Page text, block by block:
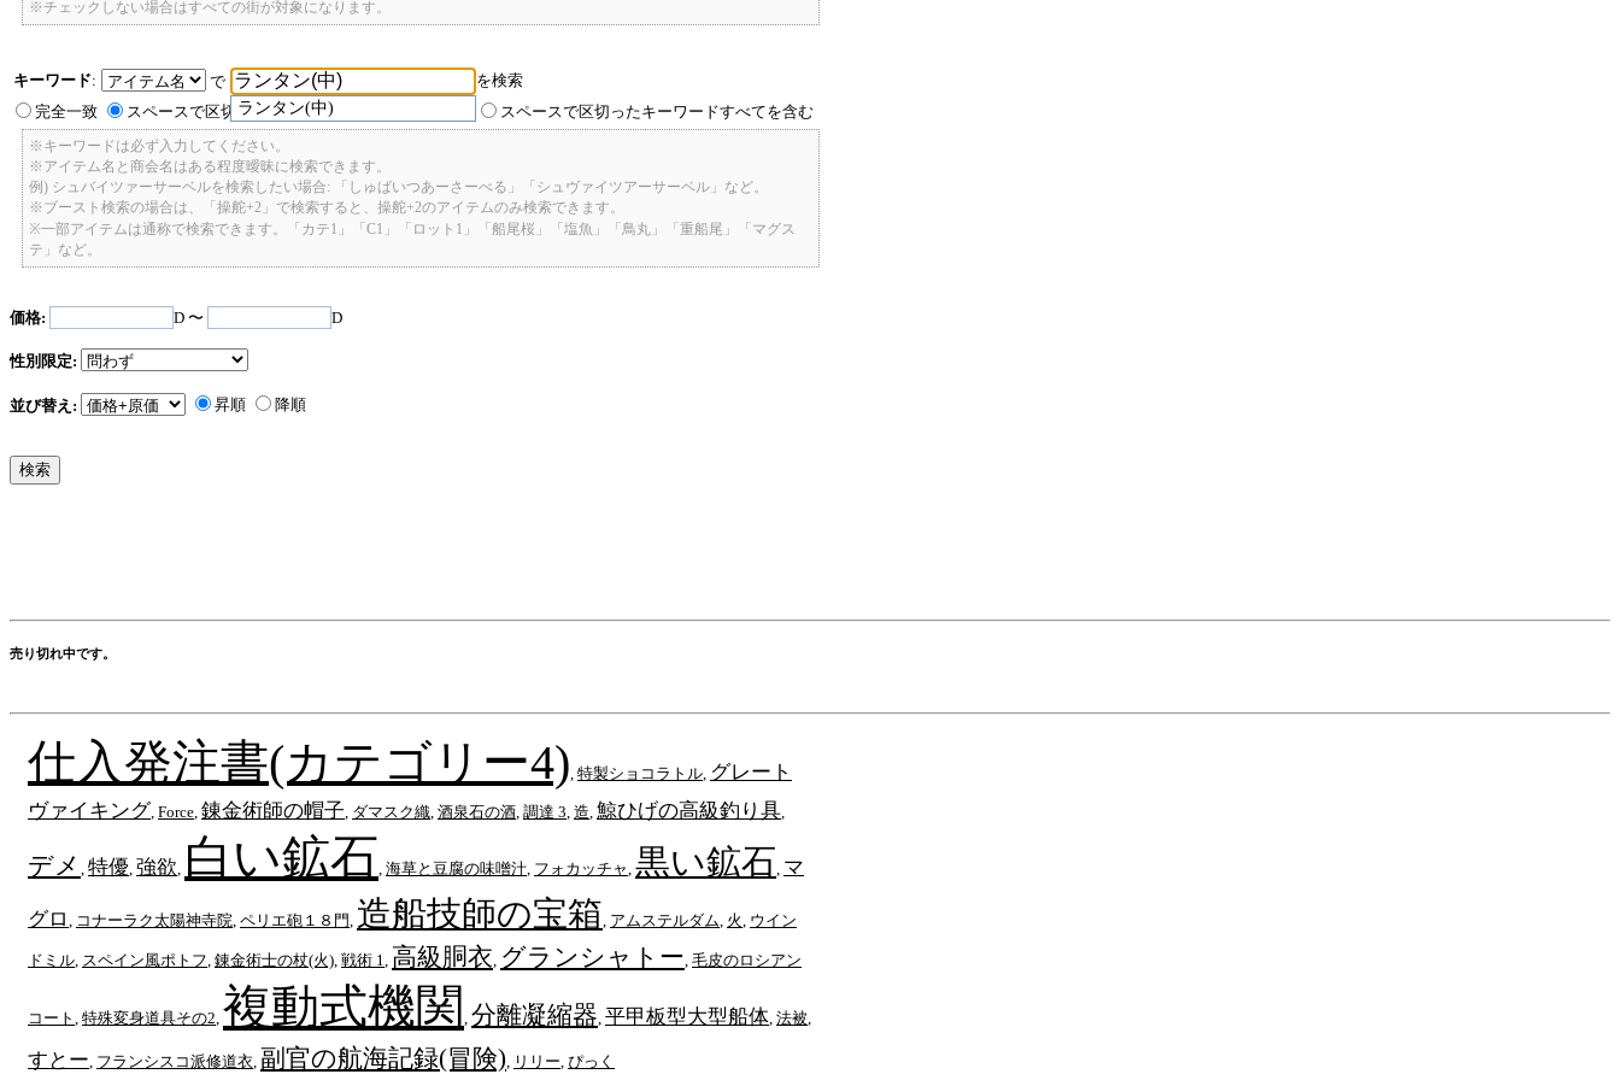
※チェックしない場合はすべての街が対象になります。
キーワード:
で
ランタン(中)
を検索
完全一致
スペースで区切ったキーワードのいずれかを含む スペースで区切ったキーワードすべてを含む
※キーワードは必ず入力してください。
※アイテム名と商会名はある程度曖昧に検索できます。
例) シュバイツァーサーベルを検索したい場合: 「しゅばいつあーさーべる」「シュヴァイツアーサーベル」など。
※ブースト検索の場合は、「操舵+2」で検索すると、操舵+2のアイテムのみ検索できます。
※一部アイテムは通称で検索できます。「カテ1」「C1」「ロット1」「船尾桜」「塩魚」「鳥丸」「重船尾」「マグス
テ」など。
価格: D 〜 D
性別限定:
並び替え: 昇順 降順
売り切れ中です。
仕入発注書(カテゴリー4) 特製ショコラトル グレート
ヴァイキング Force 錬金術師の帽子 ダマスク織 酒泉石の酒 調達 3 造 鯨ひげの高級釣り具
デメ 特優 強欲 白い鉱石 海草と豆腐の味噌汁 フォカッチャ 黒い鉱石 マ
グロ コナーラク太陽神寺院 ペリエ砲１８門 造船技師の宝箱 アムステルダム 火 ウイン
ドミル スペイン風ポトフ 錬金術士の杖(火) 戦術 1 高級胴衣 グランシャトー 毛皮のロシアン
コート 特殊変身道具その2 複動式機関 分離凝縮器 平甲板型大型船体 法被
すとー フランシスコ派修道衣 副官の航海記録(冒険) リリー ぴっく